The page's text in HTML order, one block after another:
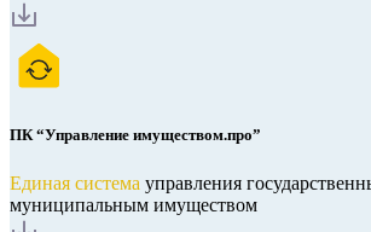
ПК “Управление имуществом.про”
Единая система управления
муниципальным имуществом